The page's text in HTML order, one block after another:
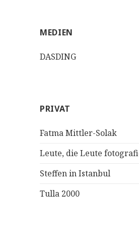
MEDIEN
DASDING
PRIVAT
Fatma Mittler-Solak
Leute, die Leute
Steffen in Istanbul
Tulla 2000